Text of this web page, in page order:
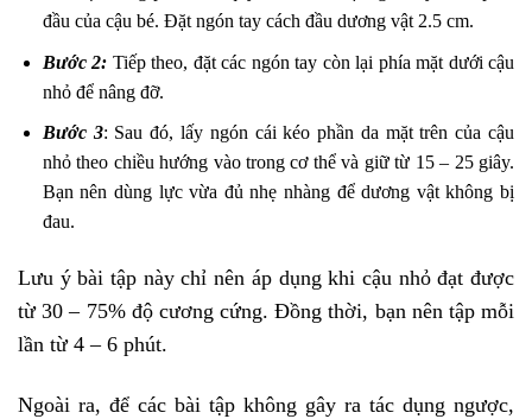
đầu của cậu bé. Đặt ngón tay cách đầu dương vật 2.5 cm.
Bước 2: Tiếp theo, đặt các ngón tay còn lại phía mặt dưới cậu
nhỏ để nâng đỡ.
Bước 3: Sau đó, lấy ngón cái kéo phần da mặt trên của cậu
nhỏ theo chiều hướng vào trong cơ thể và giữ từ 15 – 25 giây.
Bạn nên dùng lực vừa đủ nhẹ nhàng để dương vật không bị
đau.
Lưu ý bài tập này chỉ nên áp dụng khi cậu nhỏ đạt được
từ 30 – 75% độ cương cứng. Đồng thời, bạn nên tập mỗi
lần từ 4 – 6 phút.
Ngoài ra, để các bài tập không gây ra tác dụng ngược,